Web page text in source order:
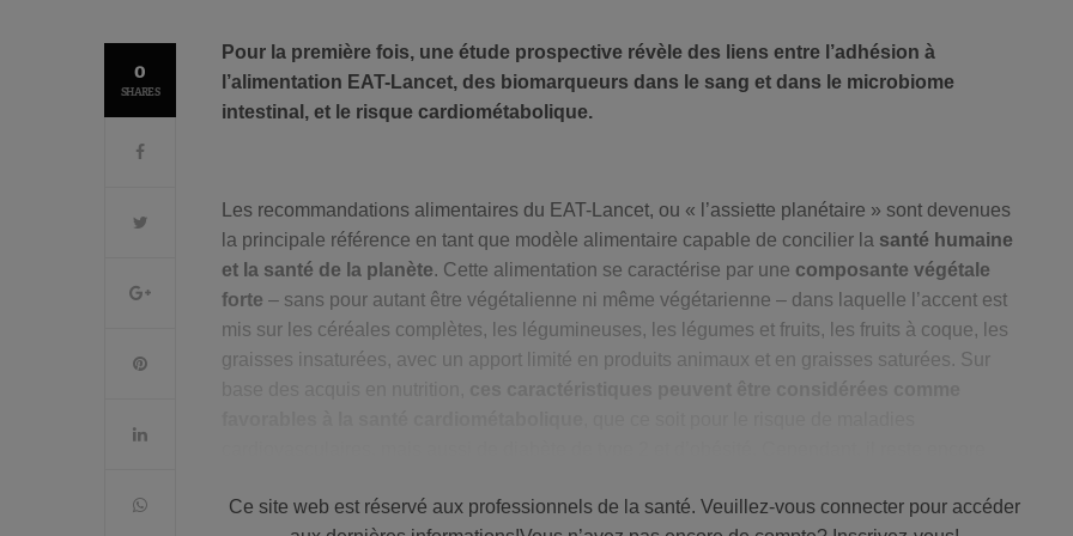
0
SHARES
Pour la première fois, une étude prospective révèle des liens entre l’adhésion à
l’alimentation EAT-Lancet, des biomarqueurs dans le sang et dans le microbiome
intestinal, et le risque cardiométabolique.
Les recommandations alimentaires du EAT-Lancet, ou « l’assiette planétaire » sont devenues
la principale référence en tant que modèle alimentaire capable de concilier la santé humaine
et la santé de la planète. Cette alimentation se caractérise par une composante végétale
forte – sans pour autant être végétalienne ni même végétarienne – dans laquelle l’accent est
mis sur les céréales complètes, les légumineuses, les légumes et fruits, les fruits à coque, les
graisses insaturées, avec un apport limité en produits animaux et en graisses saturées. Sur
principes EAT-Lancet.
Ce site web est réservé aux professionnels de la santé. Veuillez-vous connecter pour accéder